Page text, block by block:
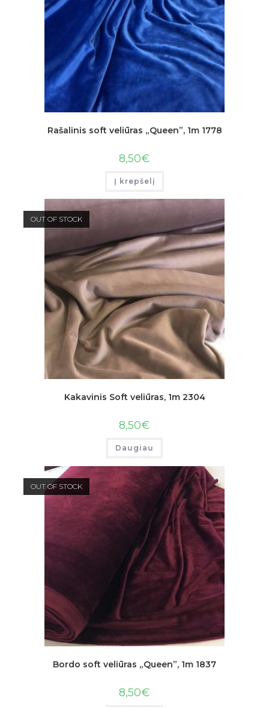
Rašalinis soft veliūras „Queen”, 1m 1778
8,50€
Į krepšelį
OUT OF STOCK
Kakavinis Soft veliūras, 1m 2304
8,50€
Daugiau
OUT OF STOCK
Bordo soft veliūras „Queen”, 1m 1837
8,50€